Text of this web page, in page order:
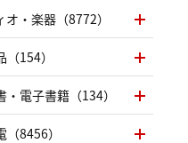
オ・楽器（8772）
154）
・電子書籍（134）
（8456）